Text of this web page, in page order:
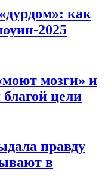
как
2025
мозги» и
цели
правду
в